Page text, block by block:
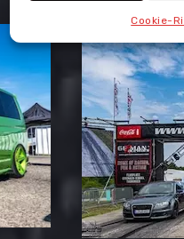
Cookie-